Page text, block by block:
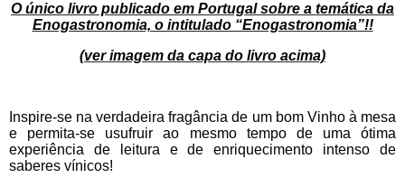
O único livro publicado em Portugal sobre a temática da
Enogastronomia, o intitulado “Enogastronomia”!!
(ver imagem da capa do livro acima)
Inspire-se na verdadeira fragância de um bom Vinho à mesa
e permita-se usufruir ao mesmo tempo de uma ótima
experiência de leitura e de enriquecimento intenso de
saberes vínicos!